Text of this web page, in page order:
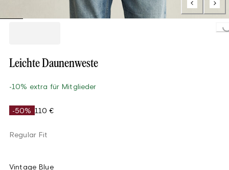
Loading...
Leichte Daunenweste
-10% extra für Mitglieder
-50% 110 €
Regular Fit
Vintage Blue